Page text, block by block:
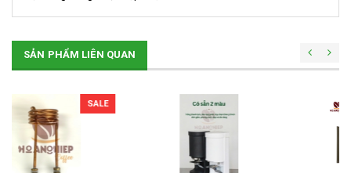
SẢN PHẨM LIÊN QUAN